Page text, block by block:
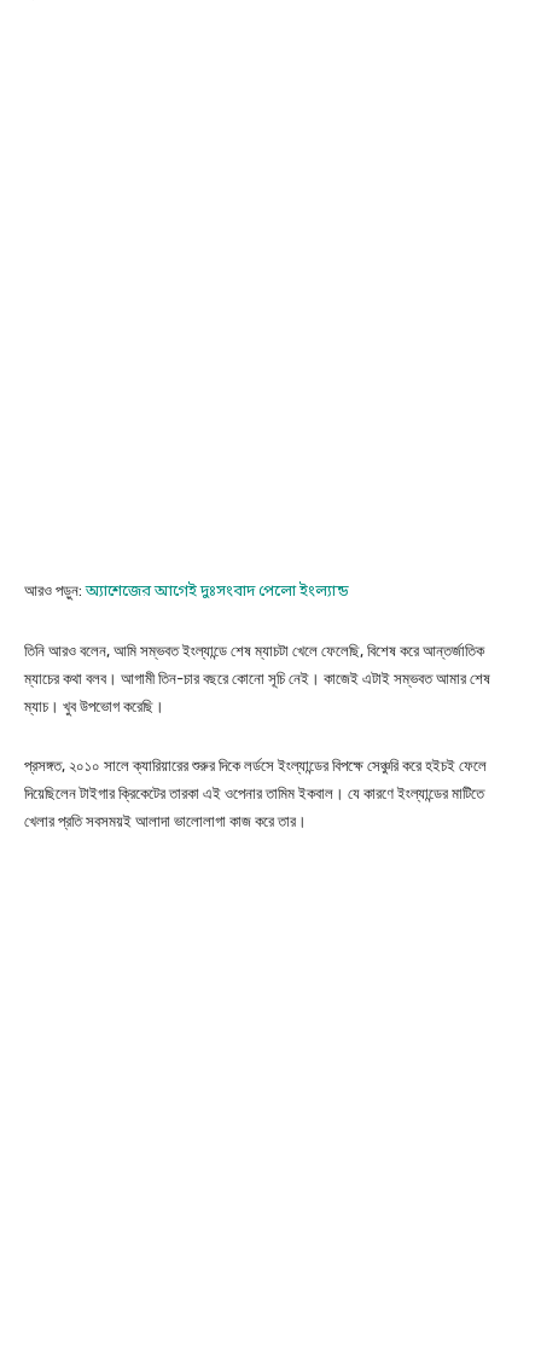
আরও পড়ুন:অ্যাশেজেরআগেই দুঃসংবাদ পেলো ইংল্যান্ড
তিনি আরও বলেন, আমি সম্ভবত ইংল্যান্ডে শেষ ম্যাচটা খেলে ফেলেছি, বিশেষ করে আন্তর্জাতিক
ম্যাচের কথা বলব। আগামী তিন-চার বছরে কোনো সূচি নেই। কাজেই এটাই সম্ভবত আমার শেষ
ম্যাচ। খুব উপভোগ করেছি।
প্রসঙ্গত, ২০১০ সালে ক্যারিয়ারের শুরুর দিকে লর্ডসে ইংল্যান্ডের বিপক্ষে সেঞ্চুরি করে হইচই ফেলে
দিয়েছিলেন টাইগার ক্রিকেটের তারকা এই ওপেনার তামিম ইকবাল। যে কারণে ইংল্যান্ডের মাটিতে
খেলার প্রতি সবসময়ই আলাদা ভালোলাগা কাজ করে তার।